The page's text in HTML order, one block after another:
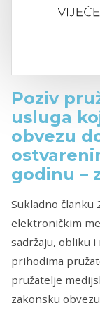
Poziv
usluga
obvezu
godinu –
Sukladno članku
elektroničkim
sadržaju, obliku i
prihodima
pružatelje
zakonsku